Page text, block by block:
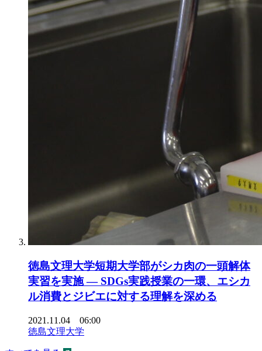
徳島文理大学短期大学部がシカ肉の一頭解体
実習を実施 — SDGs実践授業の一環、エシカ
ル消費とジビエに対する理解を深める
2021.11.04 06:00
徳島文理大学